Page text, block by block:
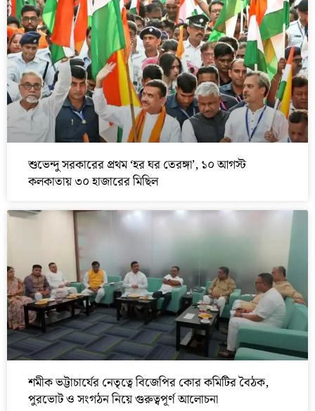
শুভেন্দু সরকারের প্রথম ‘হর ঘর তেরঙ্গা’, ১০ আগস্ট
কলকাতায় ৩০ হাজারের মিছিল
শমীক ভট্টাচার্যের নেতৃত্বে বিজেপির কোর কমিটির বৈঠক,
পুরভোট ও সংগঠন নিয়ে গুরুত্বপূর্ণ আলোচনা